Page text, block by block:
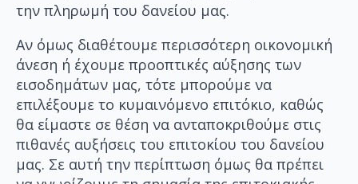
την πληρωμή του δανείου μας.
Αν όμως διαθέτουμε περισσότερη οικονομική
άνεση ή έχουμε προοπτικές αύξησης των
εισοδημάτων μας, τότε μπορούμε να
επιλέξουμε το κυμαινόμενο επιτόκιο, καθώς
θα είμαστε σε θέση να ανταποκριθούμε στις
πιθανές αυξήσεις του επιτοκίου του δανείου
μας. Σε αυτή την περίπτωση όμως θα πρέπει